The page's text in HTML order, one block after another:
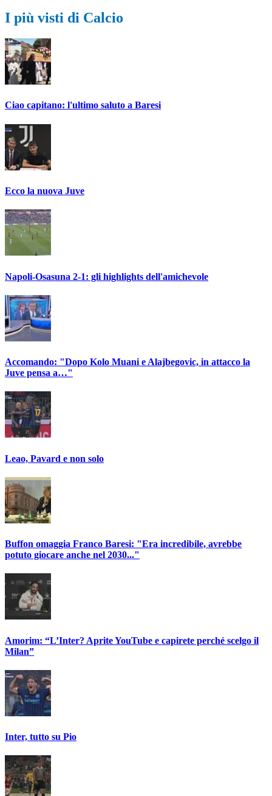
I più visti di Calcio
Ciao capitano: l'ultimo saluto a Baresi
Ecco la nuova Juve
Napoli-Osasuna 2-1: gli highlights dell'amichevole
Accomando: "Dopo Kolo Muani e Alajbegovic, in attacco la
Juve pensa a…"
Leao, Pavard e non solo
Buffon omaggia Franco Baresi: "Era incredibile, avrebbe
potuto giocare anche nel 2030..."
Amorim: “L’Inter? Aprite YouTube e capirete perché scelgo il
Milan”
Inter, tutto su Pio